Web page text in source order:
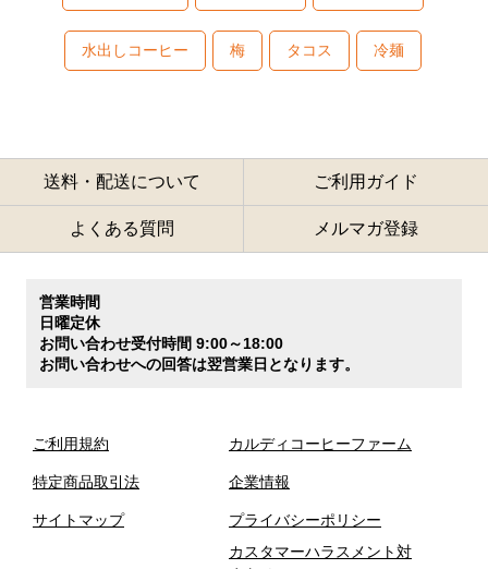
水出しコーヒー 梅 タコス 冷麺
送料・配送について ご利用ガイド
よくある質問 メルマガ登録
営業時間
日曜定休
お問い合わせ受付時間 9:00～18:00
お問い合わせへの回答は翌営業日となります。
ご利用規約
特定商品取引法
サイトマップ
カルディコーヒーファーム
企業情報
プライバシーポリシー
カスタマーハラスメント対